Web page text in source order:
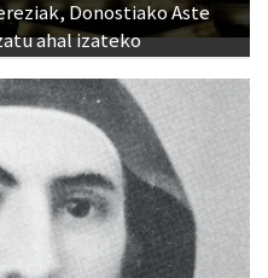
Donostiako Aste
ahal izateko